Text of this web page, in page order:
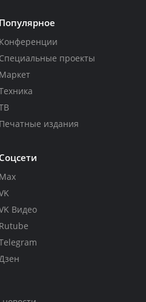
Популярное
Конференции
Специальные проекты
Маркет
Печатные издания
Соцсети
Max
Видео
Rutube